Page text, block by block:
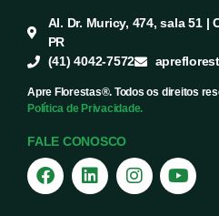
Al. Dr. Muricy, 474, sala 51 |
PR
(41) 4042-7572
Apre Florestas®. Todos os direitos
Política de Privacidade.
FALE CONOSCO